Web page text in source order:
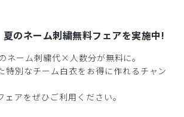
夏のネーム刺繍無料フェアを実施中!
ネーム刺繍代×人数分が無料に。
特別なチーム白衣をお得に作れるチャン
アをぜひご利用ください。